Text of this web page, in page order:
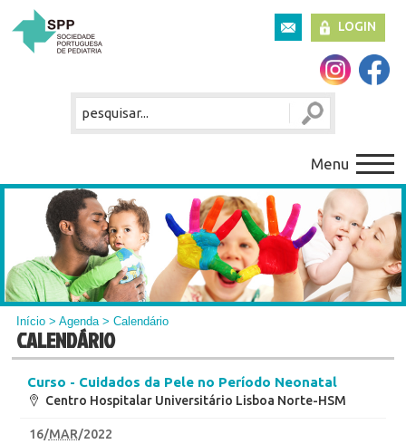
LOGIN
Menu
Início >Agenda> Calendário
CALENDÁRIO
Curso - Cuidados da Pele no Período Neonatal
Centro Hospitalar Universitário Lisboa Norte-HSM
16/MAR/2022